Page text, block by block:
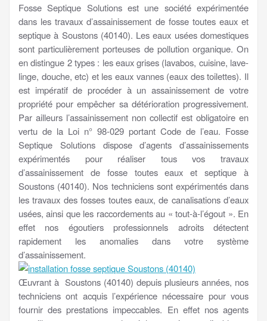
Fosse Septique Solutions est une société expérimentée
dans les travaux d’assainissement de fosse toutes eaux et
septique à Soustons (40140). Les eaux usées domestiques
sont particulièrement porteuses de pollution organique. On
en distingue 2 types : les eaux grises (lavabos, cuisine, lave-
linge, douche, etc) et les eaux vannes (eaux des toilettes). Il
est impératif de procéder à un assainissement de votre
propriété pour empêcher sa détérioration progressivement.
Par ailleurs l’assainissement non collectif est obligatoire en
vertu de la Loi n° 98-029 portant Code de l’eau. Fosse
Septique Solutions dispose d’agents d’assainissements
expérimentés pour réaliser tous vos travaux
d’assainissement de fosse toutes eaux et septique à
Soustons (40140). Nos techniciens sont expérimentés dans
les travaux des fosses toutes eaux, de canalisations d’eaux
usées, ainsi que les raccordements au « tout-à-l’égout ». En
effet nos égoutiers professionnels adroits détectent
rapidement les anomalies dans votre système
d’assainissement.
Œuvrant à Soustons (40140) depuis plusieurs années, nos
techniciens ont acquis l’expérience nécessaire pour vous
fournir des prestations impeccables. En effet nos agents